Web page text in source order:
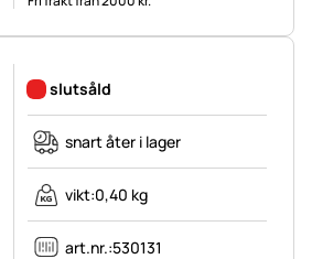
slutsåld
snart åter i lager
vikt:0,40 kg
art.nr.:530131